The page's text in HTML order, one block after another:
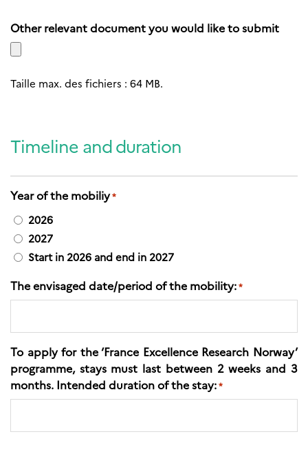
Other relevant document you would like to submit
Taille max. des fichiers : 64 MB.
Timeline and duration
Year of the mobiliy*
2026
2027
Start in 2026 and end in 2027
The envisaged date/period of the mobility:*
To apply for the ‘France Excellence Research Norway’
programme, stays must last between 2 weeks and 3
months. Intended duration of the stay:*